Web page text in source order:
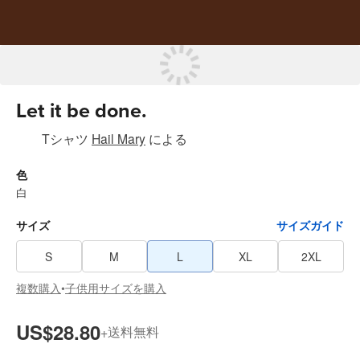
Let it be done.
Tシャツ Hail Mary による
色
白
サイズ
サイズガイド
S
M L XL
2XL
複数購入•子供用サイズを購入
US$28.80+送料無料